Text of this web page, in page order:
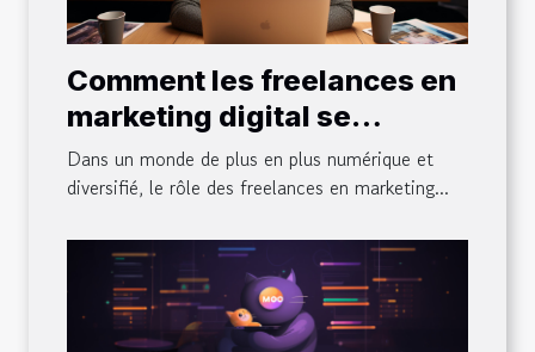
Comment les freelances en
marketing digital se
positionnent dans le monde
diversifié d'aujourd'hui
Dans un monde de plus en plus numérique et
diversifié, le rôle des freelances en marketing...